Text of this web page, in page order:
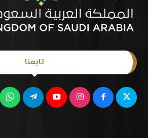
تابعنا